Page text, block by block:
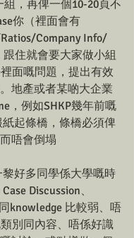
，再俾一個10-20頁不
你（裡面會有
Company Info/
住就會要大家做小組
面嘅問題，提出有效
地產或者某啲大企業
，例如SHKP幾年前嘅
起條橋，條橋必須俾
唔會倒塌
好多同學係大學嘅時
Discussion、
knowledge 比較弱、唔
別同內容、唔係好識